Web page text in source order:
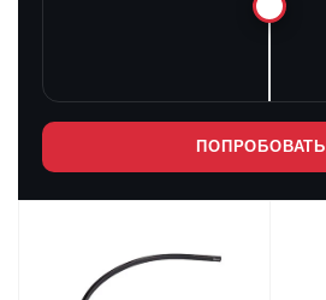
ПОПРОБОВАТЬ